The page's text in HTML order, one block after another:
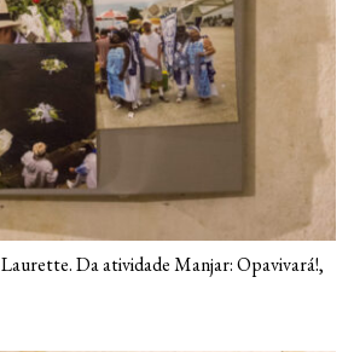
Da atividade Manjar: Opavivará!,